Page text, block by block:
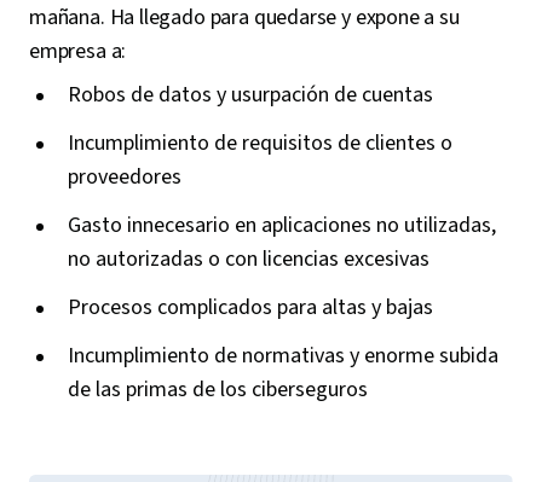
mañana. Ha llegado para quedarse y expone a su
empresa a:
Robos de datos y usurpación de cuentas
Incumplimiento de requisitos de clientes o
proveedores
Gasto innecesario en aplicaciones no utilizadas,
no autorizadas o con licencias excesivas
Procesos complicados para altas y bajas
Incumplimiento de normativas y enorme subida
de las primas de los ciberseguros